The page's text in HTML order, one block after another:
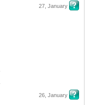
27, January
26, January